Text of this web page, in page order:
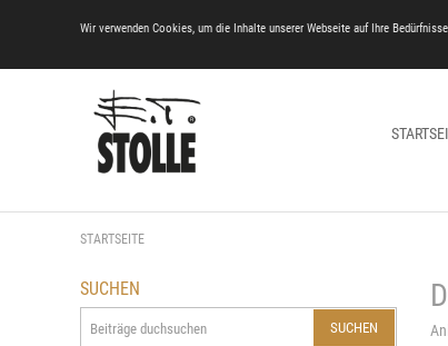
STARTSEITE
SUCHEN
SUCHEN
Wir verwenden Cookies, um die Inhalte unserer Webseite auf Ihre